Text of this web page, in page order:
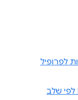
לפרופיל